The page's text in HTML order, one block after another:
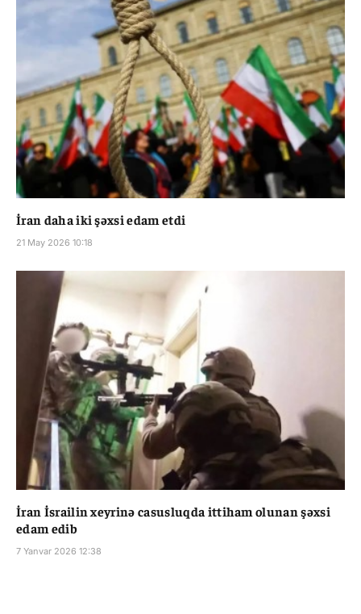
İran daha iki şəxsi edam etdi
21 May 2026 10:18
İran İsrailin xeyrinə casusluqda ittiham olunan şəxsi
edam edib
7 Yanvar 2026 12:38